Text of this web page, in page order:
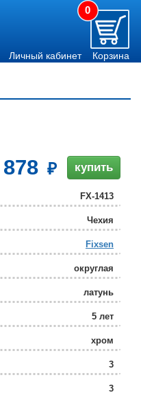
0
Личный кабинет Корзина
878 купить
FX-1413
Чехия
Fixsen
округлая
латунь
5 лет
хром
3
3